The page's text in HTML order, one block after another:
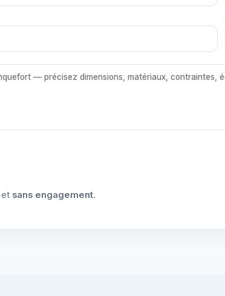
et sans engagement.